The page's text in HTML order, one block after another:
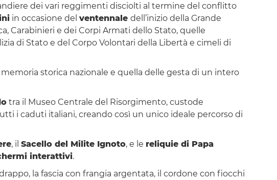
dei vari reggimenti disciolti al termine del conflitto
in occasione del ventennale dell’inizio della Grande
Carabinieri e dei Corpi Armati dello Stato, quelle
di Stato e del Corpo Volontari della Libertà e cimeli di
storica nazionale e quella delle gesta di un intero
tra il Museo Centrale del Risorgimento, custode
i caduti italiani, creando così un unico ideale percorso di
, il Sacello del Milite Ignoto, e le reliquie di Papa
interattivi.
la fascia con frangia argentata, il cordone con fiocchi